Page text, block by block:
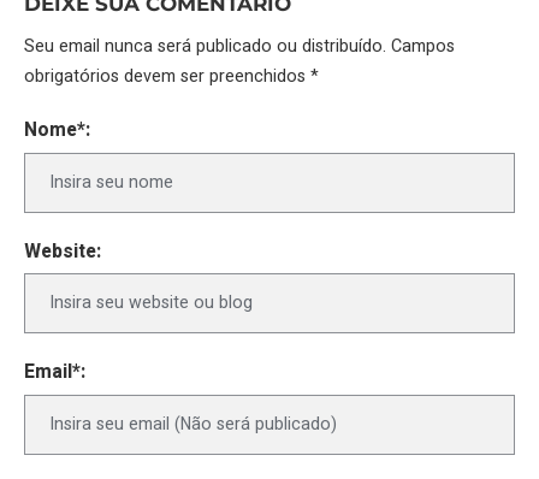
Seu email nunca será publicado ou distribuído. Campos
obrigatórios devem ser preenchidos *
Nome*:
Website:
Email*: